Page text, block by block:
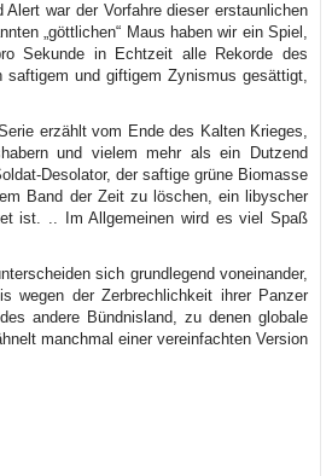
war der Vorfahre dieser erstaunlichen
„göttlichen“ Maus haben wir ein Spiel,
Sekunde in Echtzeit alle Rekorde des
saftigem und giftigem Zynismus gesättigt,
erzählt vom Ende des Kalten Krieges,
und vielem mehr als ein Dutzend
Desolator, der saftige grüne Biomasse
Band der Zeit zu löschen, ein libyscher
ist. .. Im Allgemeinen wird es viel Spaß
sich grundlegend voneinander,
wegen der Zerbrechlichkeit ihrer Panzer
andere Bündnisland, zu denen globale
manchmal einer vereinfachten Version